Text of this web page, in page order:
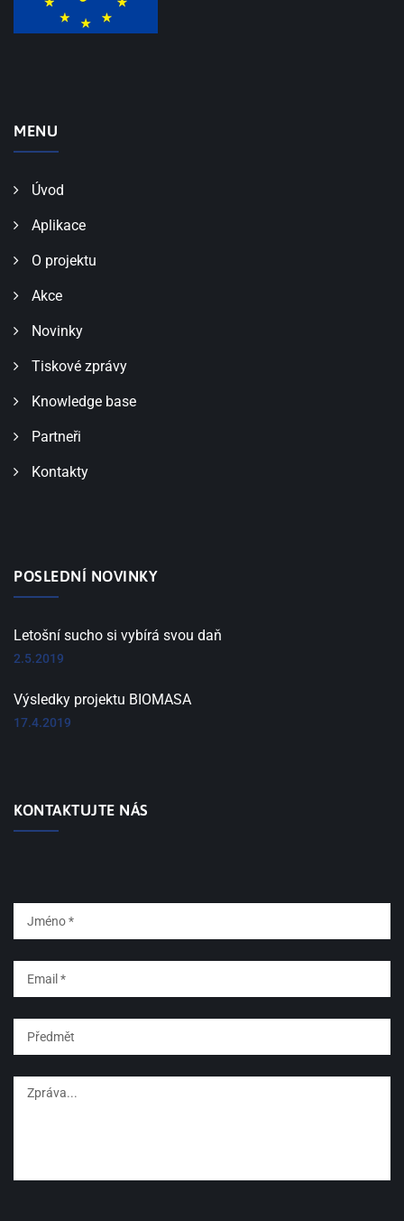
MENU
Úvod
Aplikace
O projektu
Akce
Novinky
Tiskové zprávy
Knowledge base
Partneři
Kontakty
POSLEDNÍ NOVINKY
Letošní sucho si vybírá svou daň
2.5.2019
Výsledky projektu BIOMASA
17.4.2019
KONTAKTUJTE NÁS